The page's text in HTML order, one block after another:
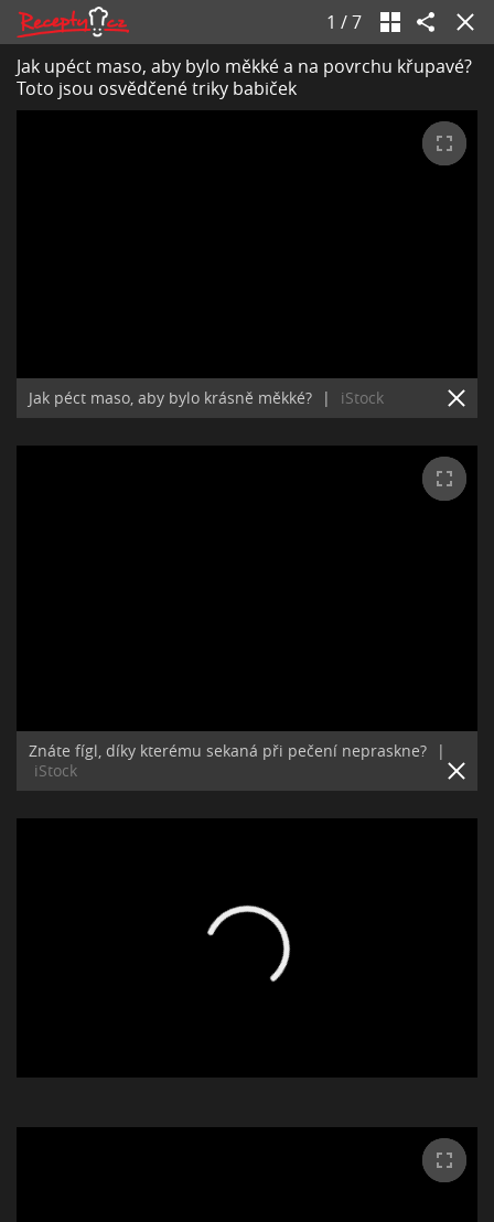
1 /7
Jak upéct maso, aby bylo měkké a na povrchu křupavé?
Toto jsou osvědčené triky babiček
Jak péct maso, aby bylo krásně měkké? | iStock
Znáte fígl, díky kterému sekaná při pečení nepraskne?
|
iStock